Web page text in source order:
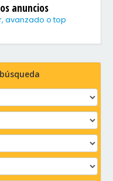
anuncios
avanzado o top